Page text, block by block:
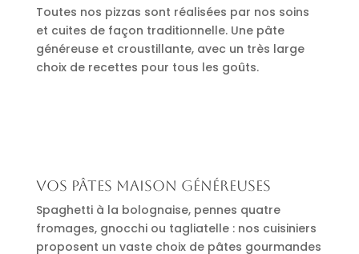
Toutes nos pizzas sont réalisées par nos soins
et cuites de façon traditionnelle. Une pâte
généreuse et croustillante, avec un très large
choix de recettes pour tous les goûts.
Vos pâtes maison généreuses
Spaghetti à la bolognaise, pennes quatre
fromages, gnocchi ou tagliatelle : nos cuisiniers
proposent un vaste choix de pâtes gourmandes